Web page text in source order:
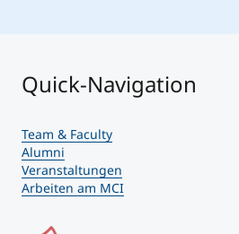
Quick-Navigation
Team & Faculty
Alumni
Veranstaltungen
Arbeiten am MCI